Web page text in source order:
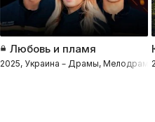
Любовь и пламя
2025, Украина – Драмы,